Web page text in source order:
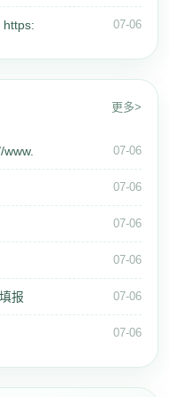
https: 07-06
更多>
07-06
07-06
07-06
07-06
报 07-06
07-06